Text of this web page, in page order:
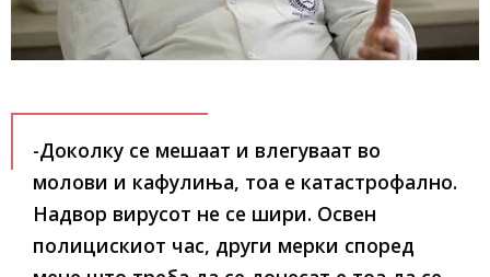
-Доколку се мешаат и влегуваат во
молови и кафулиња, тоа е катастрофално.
Надвор вирусот не се шири. Освен
полицискиот час, други мерки според